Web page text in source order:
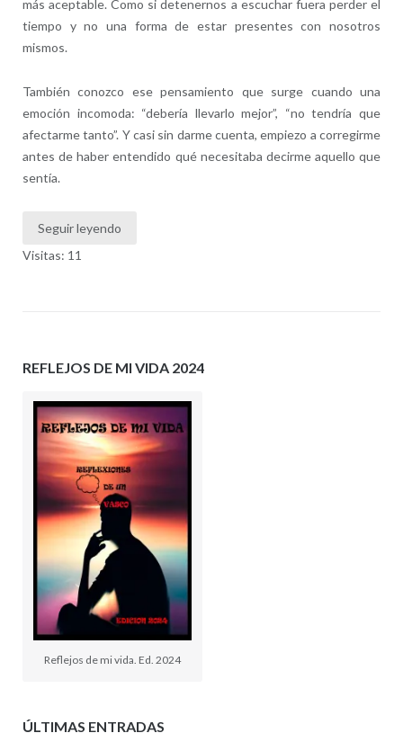
más aceptable. Como si detenernos a escuchar fuera perder el
tiempo y no una forma de estar presentes con nosotros
mismos.
También conozco ese pensamiento que surge cuando una
emoción incomoda: “debería llevarlo mejor”, “no tendría que
afectarme tanto”. Y casi sin darme cuenta, empiezo a corregirme
antes de haber entendido qué necesitaba decirme aquello que
sentía.
Seguir leyendo
Visitas: 11
REFLEJOS DE MI VIDA 2024
Reflejos de mi vida. Ed. 2024
ÚLTIMAS ENTRADAS